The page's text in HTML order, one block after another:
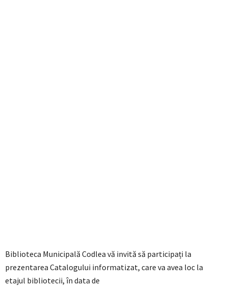
Biblioteca Municipală Codlea vă invită să participați la
prezentarea Catalogului informatizat, care va avea loc la
etajul bibliotecii, în data de